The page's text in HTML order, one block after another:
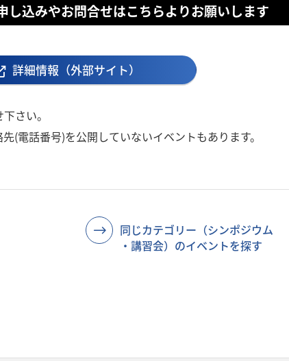
し込みやお問合せはこちらよりお願いします
詳細情報（外部サイト）
さい。
(電話番号)を公開していないイベントもあります。
同じカテゴリー（シンポジウム
・講習会）のイベントを探す